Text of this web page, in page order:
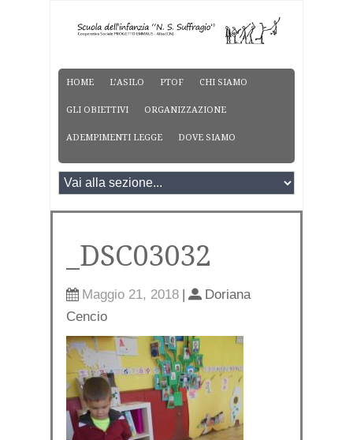
HOME L’ASILO PTOF CHI SIAMO
GLI OBIETTIVI ORGANIZZAZIONE
ADEMPIMENTI LEGGE DOVE SIAMO
_DSC03032
Maggio 21, 2018 |
Doriana
Cencio